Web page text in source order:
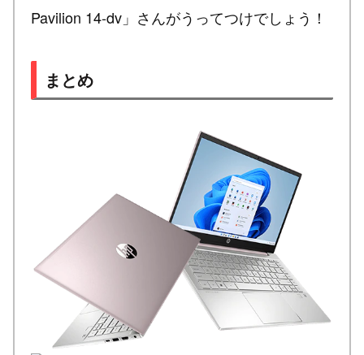
Pavilion 14-dv」さんがうってつけでしょう！
まとめ